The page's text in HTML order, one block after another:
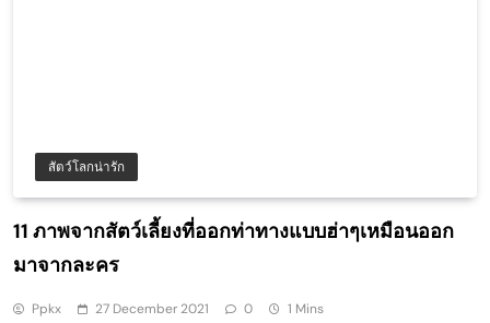
สัตว์โลกน่ารัก
11 ภาพจากสัตว์เลี้ยงที่ออกท่าทางแบบฮ่าๆเหมือนออก
มาจากละคร
Ppkx 27 December 2021 0 1 Mins